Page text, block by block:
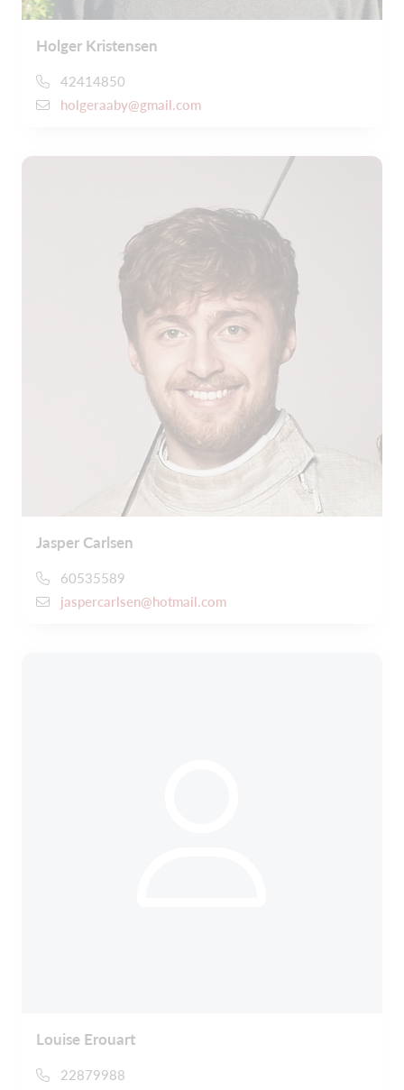
Holger Kristensen
42414850
holgeraaby@gmail.com
Jasper Carlsen
60535589
jaspercarlsen@hotmail.com
Louise Erouart
22879988